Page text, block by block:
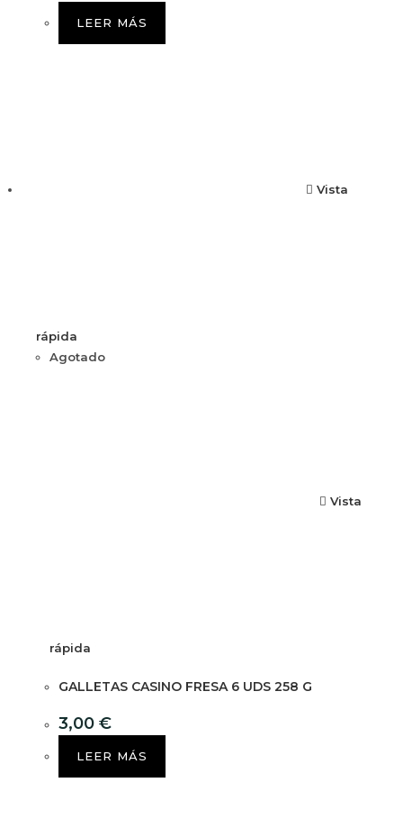
LEER MÁS
Vista
rápida
Agotado
Vista
rápida
GALLETAS CASINO FRESA 6 UDS 258 G
3,00 €
LEER MÁS